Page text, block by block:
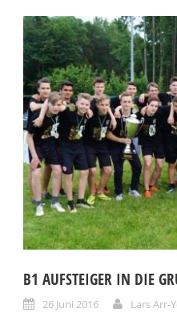
B1 AUFSTEIGER IN DIE
26 Juni 2016 Lars Arr-